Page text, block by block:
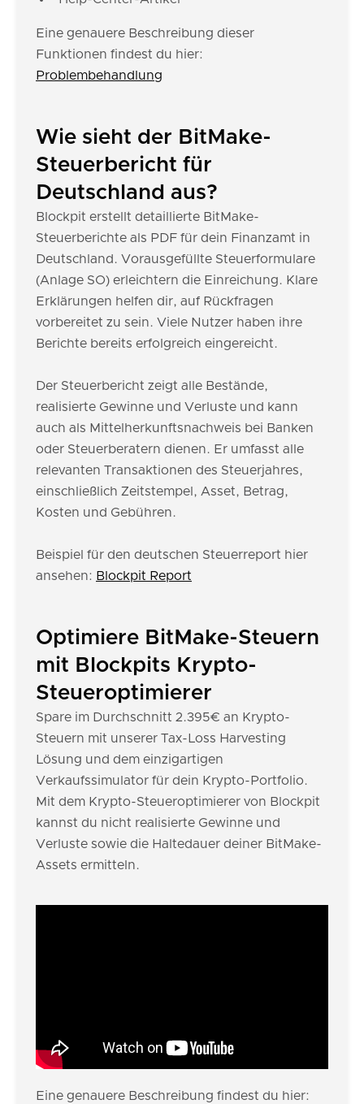
Eine genauere Beschreibung dieser
Funktionen findest du hier:
Problembehandlung
Wie sieht der BitMake-
Steuerbericht für
Deutschland aus?
Blockpit erstellt detaillierte BitMake-
Steuerberichte als PDF für dein Finanzamt in
Deutschland. Vorausgefüllte Steuerformulare
(Anlage SO) erleichtern die Einreichung. Klare
Erklärungen helfen dir, auf Rückfragen
vorbereitet zu sein. Viele Nutzer haben ihre
Berichte bereits erfolgreich eingereicht.
Der Steuerbericht zeigt alle Bestände,
realisierte Gewinne und Verluste und kann
auch als Mittelherkunftsnachweis bei Banken
oder Steuerberatern dienen. Er umfasst alle
relevanten Transaktionen des Steuerjahres,
einschließlich Zeitstempel, Asset, Betrag,
Kosten und Gebühren.
Beispiel für den deutschen Steuerreport hier
ansehen: Blockpit Report
Optimiere BitMake-Steuern
mit Blockpits Krypto-
Steueroptimierer
Spare im Durchschnitt 2.395€ an Krypto-
Steuern mit unserer Tax-Loss Harvesting
Lösung und dem einzigartigen
Verkaufssimulator für dein Krypto-Portfolio.
Mit dem Krypto-Steueroptimierer von Blockpit
kannst du nicht realisierte Gewinne und
Verluste sowie die Haltedauer deiner BitMake-
Assets ermitteln.
Eine genauere Beschreibung findest du hier: